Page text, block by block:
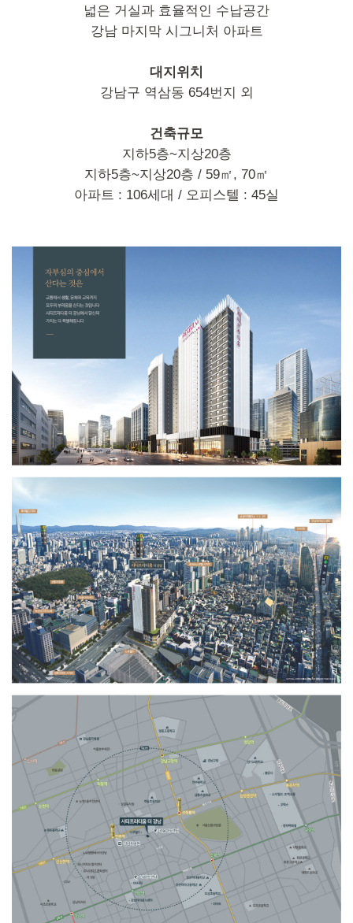
넓은 거실과 효율적인 수납공간
강남 마지막 시그니처 아파트
대지위치
강남구 역삼동 654번지 외
건축규모
지하5층~지상20층
지하5층~지상20층 / 59㎡, 70㎡
아파트 : 106세대 / 오피스텔 : 45실